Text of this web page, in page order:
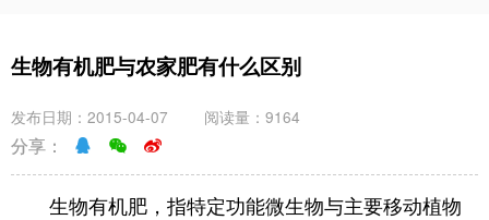
生物有机肥与农家肥有什么区别
发布日期：2015-04-07 阅读量：9164
分享：
生物有机肥，指特定功能微生物与主要移动植物